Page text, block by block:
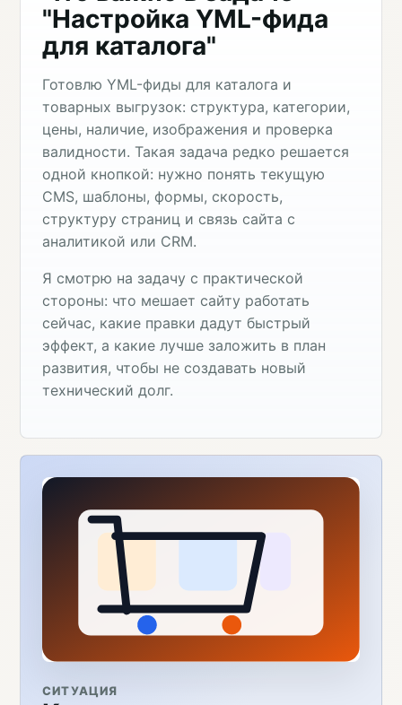
"Настройка YML-фида
для каталога"
Готовлю YML-фиды для каталога и
товарных выгрузок: структура, категории,
цены, наличие, изображения и проверка
валидности. Такая задача редко решается
одной кнопкой: нужно понять текущую
CMS, шаблоны, формы, скорость,
структуру страниц и связь сайта с
аналитикой или CRM.
Я смотрю на задачу с практической
стороны: что мешает сайту работать
сейчас, какие правки дадут быстрый
эффект, а какие лучше заложить в план
развития, чтобы не создавать новый
технический долг.
СИТУАЦИЯ